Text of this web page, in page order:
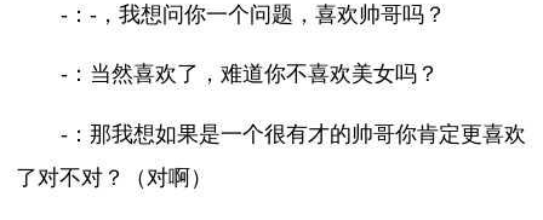
-：-，我想问你一个问题，喜欢帅哥吗？
-：当然喜欢了，难道你不喜欢美女吗？
-：那我想如果是一个很有才的帅哥你肯定更喜欢
了对不对？（对啊）